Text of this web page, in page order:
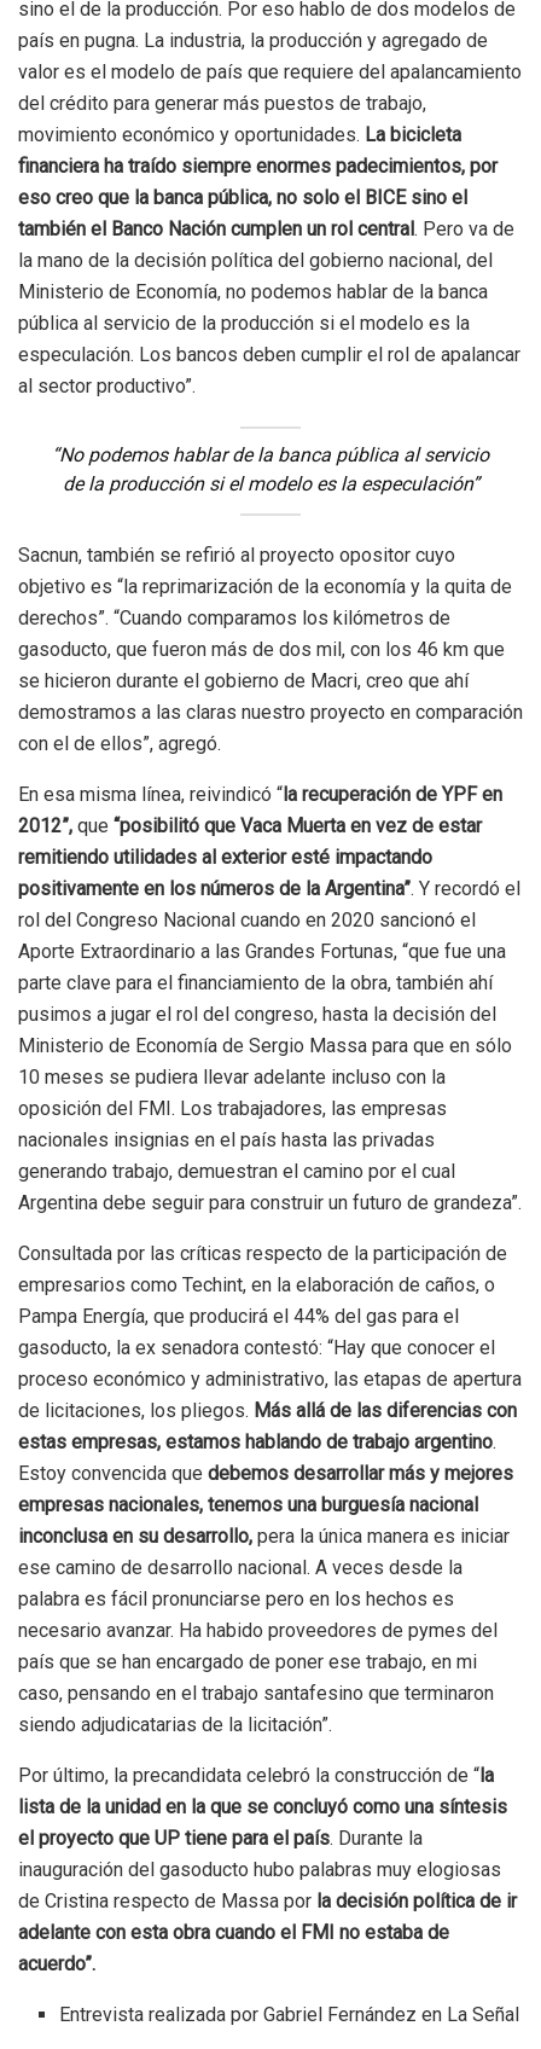
sino el de la producción. Por eso hablo de dos modelos de
país en pugna. La industria, la producción y agregado de
valor es el modelo de país que requiere del apalancamiento
del crédito para generar más puestos de trabajo,
movimiento económico y oportunidades. La bicicleta
financiera ha traído siempre enormes padecimientos, por
eso creo que la banca pública, no solo el BICE sino el
también el Banco Nación cumplen un rol central. Pero va de
la mano de la decisión política del gobierno nacional, del
Ministerio de Economía, no podemos hablar de la banca
pública al servicio de la producción si el modelo es la
especulación. Los bancos deben cumplir el rol de apalancar
al sector productivo”.
“No podemos hablar de la banca pública al servicio
de la producción si el modelo es la especulación”
Sacnun, también se refirió al proyecto opositor cuyo
objetivo es “la reprimarización de la economía y la quita de
derechos”. “Cuando comparamos los kilómetros de
gasoducto, que fueron más de dos mil, con los 46 km que
se hicieron durante el gobierno de Macri, creo que ahí
demostramos a las claras nuestro proyecto en comparación
con el de ellos”, agregó.
En esa misma línea, reivindicó “ la recuperación de YPF en
2012”, que “posibilitó que Vaca Muerta en vez de estar
remitiendo utilidades al exterior esté impactando
positivamente en los números de la Argentina”. Y recordó el
rol del Congreso Nacional cuando en 2020 sancionó el
Aporte Extraordinario a las Grandes Fortunas, “que fue una
parte clave para el financiamiento de la obra, también ahí
pusimos a jugar el rol del congreso, hasta la decisión del
Ministerio de Economía de Sergio Massa para que en sólo
10 meses se pudiera llevar adelante incluso con la
oposición del FMI. Los trabajadores, las empresas
nacionales insignias en el país hasta las privadas
generando trabajo, demuestran el camino por el cual
Argentina debe seguir para construir un futuro de grandeza”.
Consultada por las críticas respecto de la participación de
empresarios como Techint, en la elaboración de caños, o
Pampa Energía, que producirá el 44% del gas para el
gasoducto, la ex senadora contestó: “Hay que conocer el
proceso económico y administrativo, las etapas de apertura
de licitaciones, los pliegos. Más allá de las diferencias con
estas empresas, estamos hablando de trabajo argentino.
Estoy convencida que debemos desarrollar más y mejores
empresas nacionales, tenemos una burguesía nacional
inconclusa en su desarrollo, pera la única manera es iniciar
ese camino de desarrollo nacional. A veces desde la
palabra es fácil pronunciarse pero en los hechos es
necesario avanzar. Ha habido proveedores de pymes del
país que se han encargado de poner ese trabajo, en mi
caso, pensando en el trabajo santafesino que terminaron
siendo adjudicatarias de la licitación”.
Por último, la precandidata celebró la construcción de “ la
lista de la unidad en la que se concluyó como una síntesis
el proyecto que UP tiene para el país. Durante la
inauguración del gasoducto hubo palabras muy elogiosas
de Cristina respecto de Massa por la decisión política de ir
adelante con esta obra cuando el FMI no estaba de
acuerdo”.
Entrevista realizada por Gabriel Fernández en La Señal